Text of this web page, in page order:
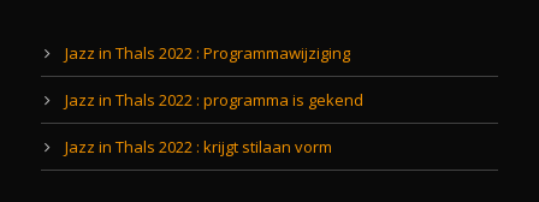
Jazz in Thals 2022 : Programmawijziging
Jazz in Thals 2022 : programma is gekend
Jazz in Thals 2022 : krijgt stilaan vorm